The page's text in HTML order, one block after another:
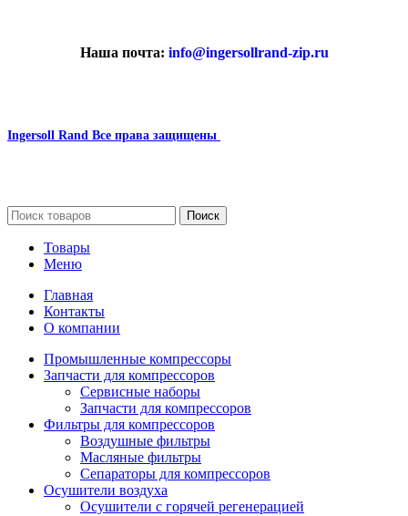
Наша почта: info@ingersollrand-zip.ru
Ingersoll Rand Все права защищены
Поиск
Товары
Меню
Главная
Контакты
О компании
Промышленные компрессоры
Запчасти для компрессоров
Сервисные наборы
Запчасти для компрессоров
Фильтры для компрессоров
Воздушные фильтры
Масляные фильтры
Сепараторы для компрессоров
Осушители воздуха
Осушители с горячей регенерацией